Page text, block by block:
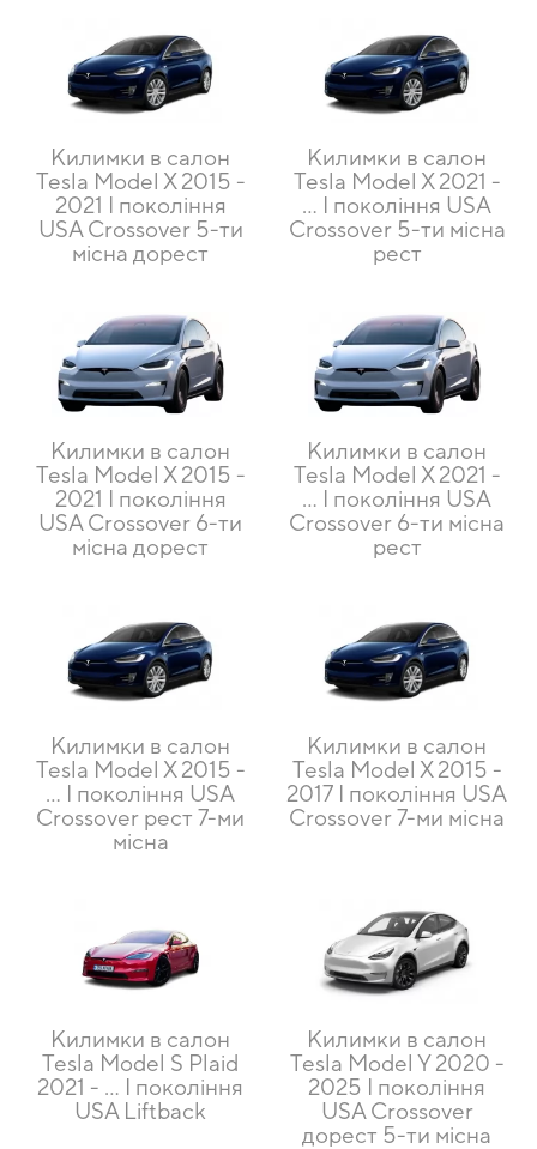
Килимки в салон
Tesla Model X 2015 -
2021 I покоління
USA Crossover 5-ти
місна дорест
Килимки в салон
Tesla Model X 2021 -
... I покоління USA
Crossover 5-ти місна
рест
Килимки в салон
Tesla Model X 2015 -
2021 I покоління
USA Crossover 6-ти
місна дорест
Килимки в салон
Tesla Model X 2021 -
… I покоління USA
Crossover 6-ти місна
рест
Килимки в салон
Tesla Model X 2015 -
… I покоління USA
Crossover рест 7-ми
місна
Килимки в салон
Tesla Model X 2015 -
2017 I покоління USA
Crossover 7-ми місна
Килимки в салон
Tesla Model S Plaid
2021 - … I покоління
USA Liftback
Килимки в салон
Tesla Model Y 2020 -
2025 I покоління
USA Crossover
дорест 5-ти місна